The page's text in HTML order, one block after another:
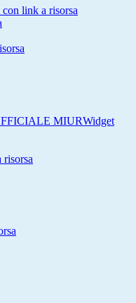
link a risorsa
Widget